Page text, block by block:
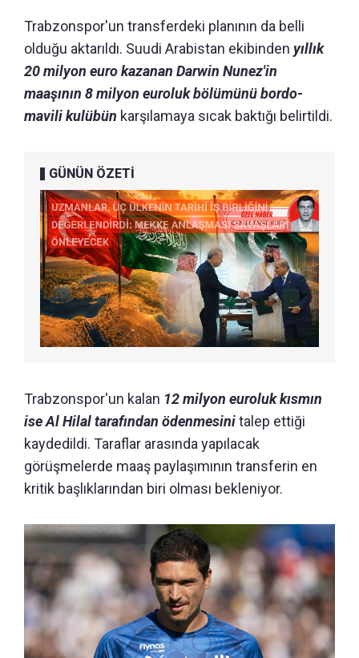
Trabzonspor'un transferdeki planının da belli
olduğu aktarıldı. Suudi Arabistan ekibinden yıllık
20 milyon euro kazanan Darwin Nunez'in
maaşının 8 milyon euroluk bölümünü bordo-
mavili kulübün karşılamaya sıcak baktığı belirtildi.
GÜNÜN ÖZETİ
Trabzonspor'un kalan 12 milyon euroluk kısmın
ise Al Hilal tarafından ödenmesinitalep ettiği
kaydedildi. Taraflar arasında yapılacak
görüşmelerde maaş paylaşımının transferin en
kritik başlıklarından biri olması bekleniyor.